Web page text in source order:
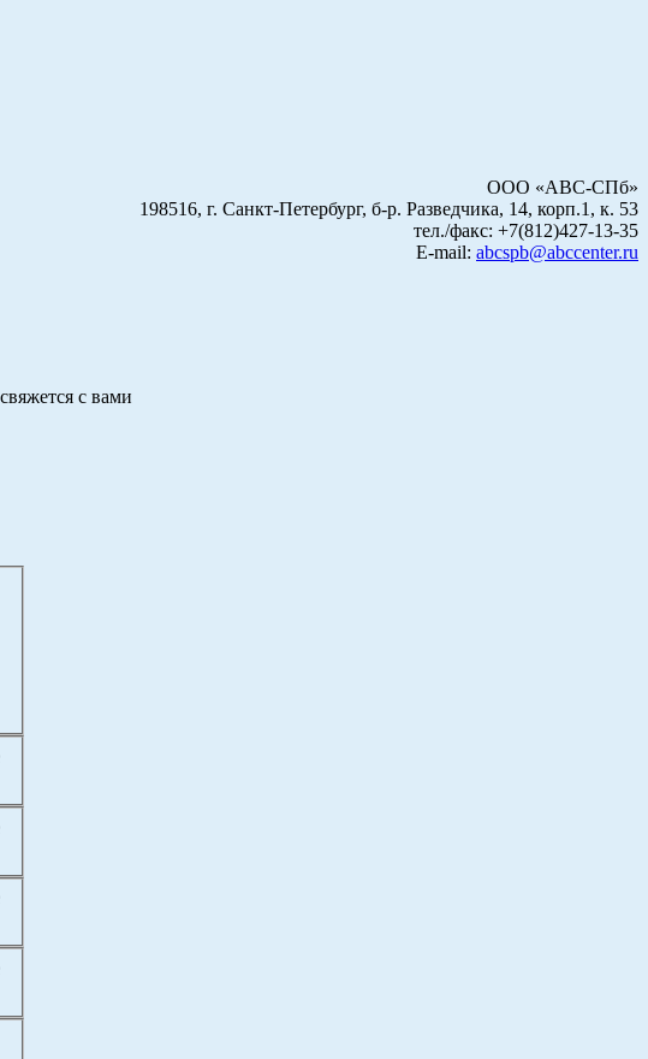
ООО «АВС-СПб»
198516, г. Санкт-Петербург, б-р. Разведчика, 14, корп.1, к. 53
тел./факс: +7(812)427-13-35
E-mail: abcspb@abccenter.ru
с вами